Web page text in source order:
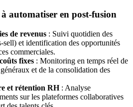
automatiser en post-fusion
de revenus : Suivi quotidien des
sell) et identification des opportunités
commerciales.
fixes : Monitoring en temps réel de
et de la consolidation des
et rétention RH: Analyse
sur les plateformes collaboratives